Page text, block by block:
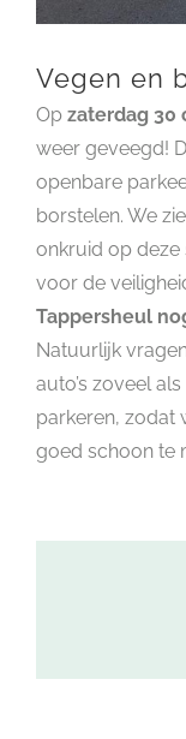
Vegen en
Op zaterdag 30
weer geveegd!
openbare
borstelen. We
onkruid op deze
voor de
Tappersheul
Natuurlijk
auto’s zoveel
parkeren, zodat
goed schoon te